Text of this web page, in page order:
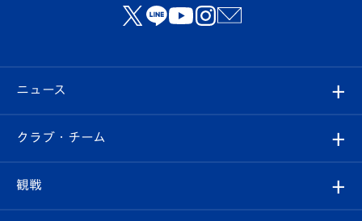
ニュース
すべて
クラブ
クラブ・チーム
観戦